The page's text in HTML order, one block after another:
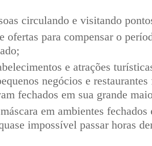
circulando e visitando
ofertas para compensar o
e atrações
negócios e
fechados em sua grande
em ambientes fechados
impossível passar horas